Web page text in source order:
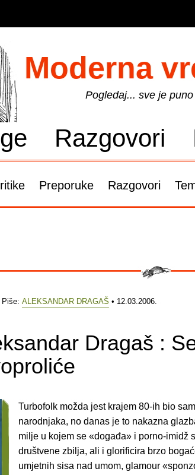
Moderna
Pogledaj... sve je puno
Razgovori
Preporuke Razgovori
Piše: ALEKSANDAR DRAGAŠ • 12.03.2006.
Dragaš :
Turbofolk možda jest krajem 80-ih bio
narodnjaka, no danas je to nakazna
milje u kojem se «događa» i porno-imidž
društvene zbilja, ali i glorificira brzo
umjetnih sisa nad umom, glamour